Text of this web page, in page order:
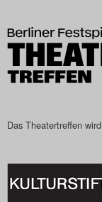
Das Theatertreffen